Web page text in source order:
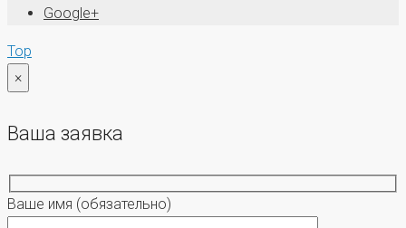
Google+
Top
×
Ваша заявка
Ваше имя (обязательно)